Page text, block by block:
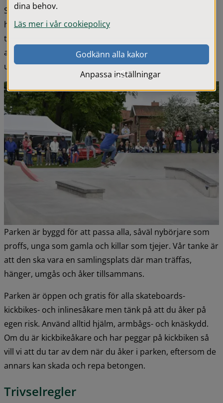
Streetåkningen är den genre av skateboardåkning som
hämtar sina rötter från det offentliga stadsrummet -
trappor, kanter, räcken och mindre höjdskillnader
arrangerat på ett noga genomtänkt sätt skapar
utmaningar för både nybörjare och erfarna åkare.
Parken är byggd för att passa alla, såväl nybörjare som
proffs, unga som gamla och killar som tjejer. Vår tanke är
att den ska vara en samlingsplats där man träffas,
hänger, umgås och åker tillsammans.
Parken är öppen och gratis för alla skateboards-
kickbikes- och inlinesåkare men tänk på att du åker på
egen risk. Använd alltid hjälm, armbågs- och knäskydd.
Om du är kickbikeåkare och har peggar på kickbiken så
vill vi att du tar av dem när du åker i parken, eftersom de
annars kan skada och repa betongen.
Trivselregler
dina behov.
Läs mer i vår cookiepolicy
Godkänn alla kakor
Anpassa inställningar